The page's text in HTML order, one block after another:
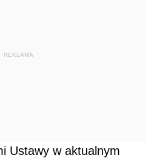
REKLAMA
Ustawy w aktualnym